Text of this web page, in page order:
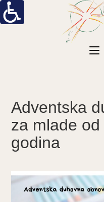
Adventska
za mlade
godina